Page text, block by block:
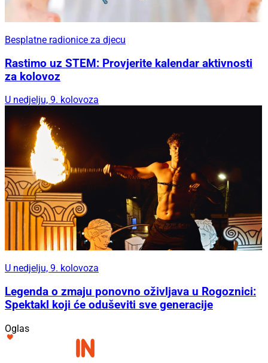
Besplatne radionice za djecu
Rastimo uz STEM: Provjerite kalendar aktivnosti
za kolovoz
U nedjelju, 9. kolovoza
U nedjelju, 9. kolovoza
Legenda o zmaju ponovno oživljava u Rogoznici:
Spektakl koji će oduševiti sve generacije
Oglas